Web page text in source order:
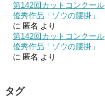
第142回カットコンクール
優秀作品「ゾウの腰掛」
に 匿名 より
第142回カットコンクール
優秀作品「ゾウの腰掛」
に 匿名 より
タグ